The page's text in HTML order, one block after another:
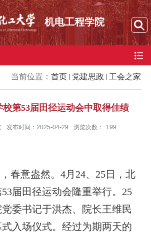
机电工程学院
当前位置： 首页 党建思政 工会之家
第53届田径运动会中取得佳绩
发布时间：2025-04-29 浏览次数： 199
春意盎然。4月24、25日，北
53届田径运动会隆重举行。 25
委书记于洪杰、院长王维民
入场仪式。经过为期两天的